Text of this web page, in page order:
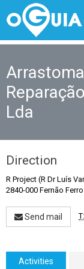
Lda
Direction
R Project (R Dr Luís
2840-000 Fernão Ferro
Send mail T:
Activities